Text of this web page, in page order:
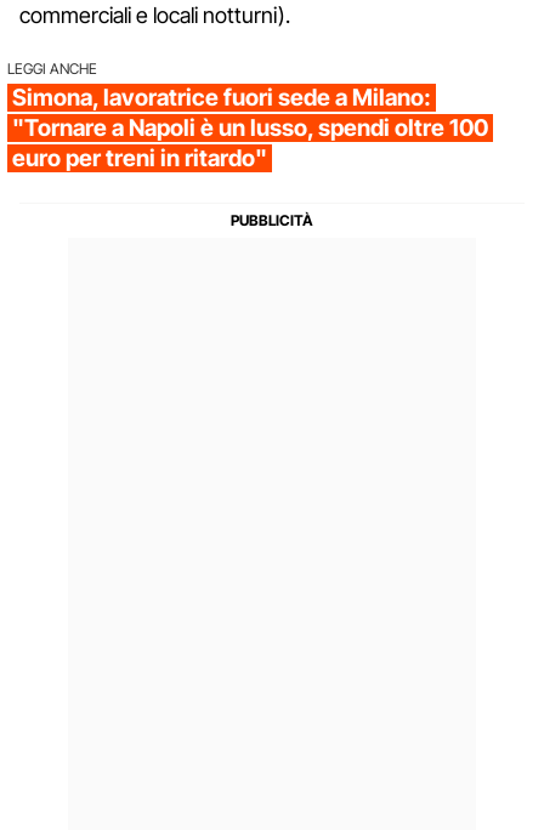
commerciali e locali notturni).
LEGGI ANCHE
Simona, lavoratrice fuori sede a Milano:
"Tornare a Napoli è un lusso, spendi oltre 100
euro per treni in ritardo"